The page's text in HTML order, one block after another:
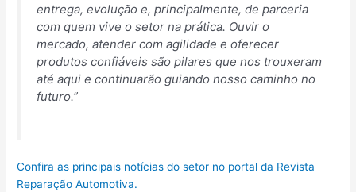
entrega, evolução e, principalmente, de parceria
com quem vive o setor na prática. Ouvir o
mercado, atender com agilidade e oferecer
produtos confiáveis são pilares que nos trouxeram
até aqui e continuarão guiando nosso caminho no
futuro.”
Confira as principais notícias do setor no portal da Revista
Reparação Automotiva.